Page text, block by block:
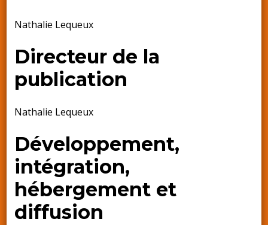
Nathalie Lequeux
Directeur de la
publication
Nathalie Lequeux
Développement,
intégration,
hébergement et
diffusion